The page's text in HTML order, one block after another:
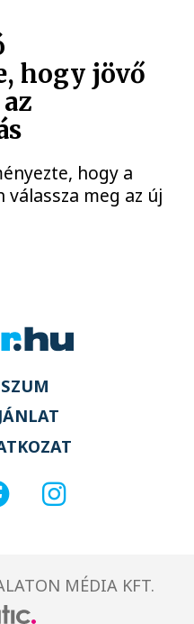
hogy jövő
hogy a
meg az új
MÉDIA KFT.